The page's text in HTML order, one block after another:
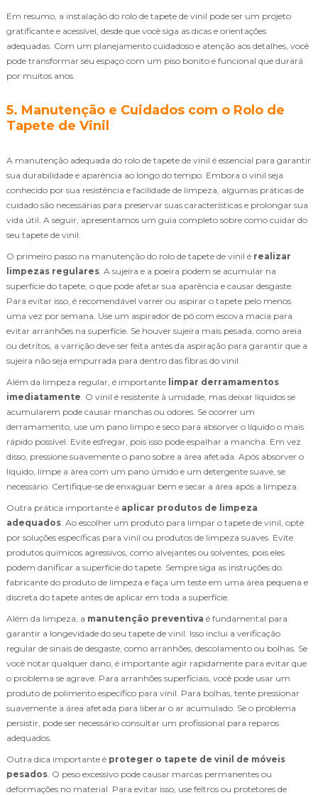
Em resumo, a instalação do rolo de tapete de vinil pode ser um projeto
gratificante e acessível, desde que você siga as dicas e orientações
adequadas. Com um planejamento cuidadoso e atenção aos detalhes, você
pode transformar seu espaço com um piso bonito e funcional que durará
por muitos anos.
5. Manutenção e Cuidados com o Rolo de
Tapete de Vinil
A manutenção adequada do rolo de tapete de vinil é essencial para garantir
sua durabilidade e aparência ao longo do tempo. Embora o vinil seja
conhecido por sua resistência e facilidade de limpeza, algumas práticas de
cuidado são necessárias para preservar suas características e prolongar sua
vida útil. A seguir, apresentamos um guia completo sobre como cuidar do
seu tapete de vinil.
O primeiro passo na manutenção do rolo de tapete de vinil é realizar
limpezas regulares . A sujeira e a poeira podem se acumular na
superfície do tapete, o que pode afetar sua aparência e causar desgaste.
Para evitar isso, é recomendável varrer ou aspirar o tapete pelo menos
uma vez por semana. Use um aspirador de pó com escova macia para
evitar arranhões na superfície. Se houver sujeira mais pesada, como areia
ou detritos, a varrição deve ser feita antes da aspiração para garantir que a
sujeira não seja empurrada para dentro das fibras do vinil.
Além da limpeza regular, é importante limpar derramamentos
imediatamente . O vinil é resistente à umidade, mas deixar líquidos se
acumularem pode causar manchas ou odores. Se ocorrer um
derramamento, use um pano limpo e seco para absorver o líquido o mais
rápido possível. Evite esfregar, pois isso pode espalhar a mancha. Em vez
disso, pressione suavemente o pano sobre a área afetada. Após absorver o
líquido, limpe a área com um pano úmido e um detergente suave, se
necessário. Certifique-se de enxaguar bem e secar a área após a limpeza.
Outra prática importante é aplicar produtos de limpeza
adequados . Ao escolher um produto para limpar o tapete de vinil, opte
por soluções específicas para vinil ou produtos de limpeza suaves. Evite
produtos químicos agressivos, como alvejantes ou solventes, pois eles
podem danificar a superfície do tapete. Sempre siga as instruções do
fabricante do produto de limpeza e faça um teste em uma área pequena e
discreta do tapete antes de aplicar em toda a superfície.
Além da limpeza, a manutenção preventiva é fundamental para
garantir a longevidade do seu tapete de vinil. Isso inclui a verificação
regular de sinais de desgaste, como arranhões, descolamento ou bolhas. Se
você notar qualquer dano, é importante agir rapidamente para evitar que
o problema se agrave. Para arranhões superficiais, você pode usar um
produto de polimento específico para vinil. Para bolhas, tente pressionar
suavemente a área afetada para liberar o ar acumulado. Se o problema
persistir, pode ser necessário consultar um profissional para reparos
adequados.
Outra dica importante é proteger o tapete de vinil de móveis
pesados . O peso excessivo pode causar marcas permanentes ou
deformações no material. Para evitar isso, use feltros ou protetores de